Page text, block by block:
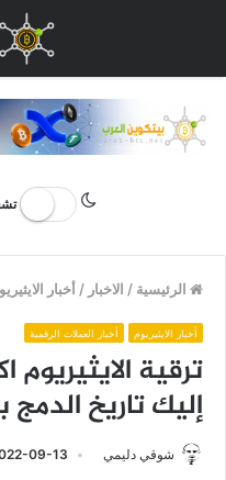
الرئيسية / الاخبار /أخبار
أخبار الايثيريوم أخبار العملات الرقمية
إليك تاريخ الدمج
شوقي دليمي 09-13